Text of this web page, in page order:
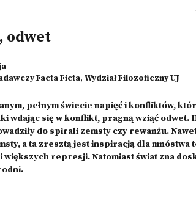
odwet
Facta Ficta, Wydział Filozoficzny UJ
pełnym świecie napięć i konfliktów,
wdając się w konflikt, pragną wziąć odwet.
do spirali zemsty czy rewanżu.
a ta zresztą jest inspiracją dla
i większych represji. Natomiast świat zna